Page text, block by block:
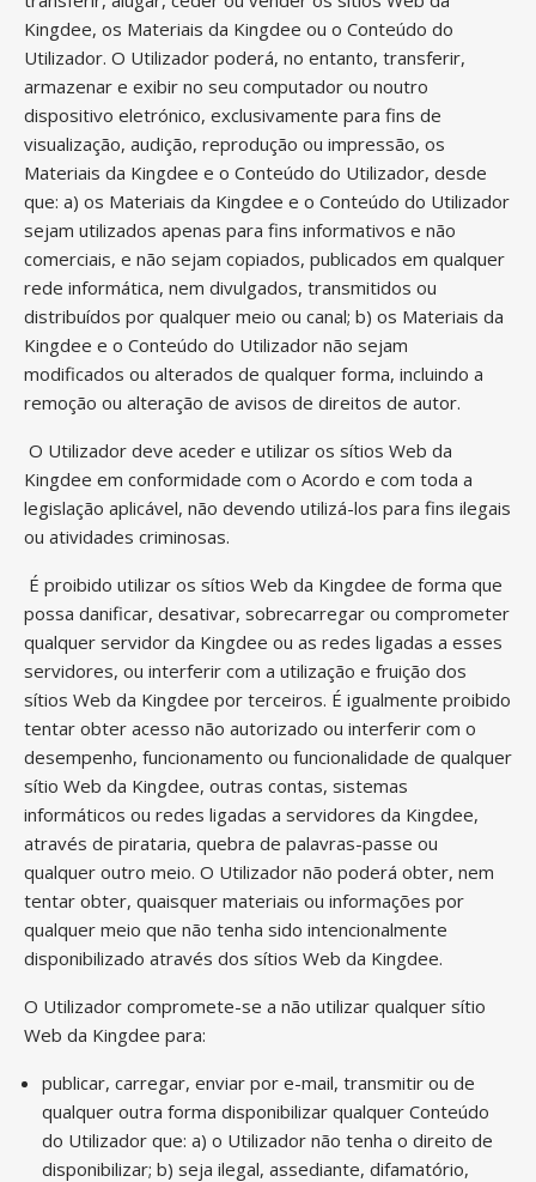
Kingdee, os Materiais da Kingdee ou o Conteúdo do
Utilizador. O Utilizador poderá, no entanto, transferir,
armazenar e exibir no seu computador ou noutro
dispositivo eletrónico, exclusivamente para fins de
visualização, audição, reprodução ou impressão, os
Materiais da Kingdee e o Conteúdo do Utilizador, desde
que: a) os Materiais da Kingdee e o Conteúdo do Utilizador
sejam utilizados apenas para fins informativos e não
comerciais, e não sejam copiados, publicados em qualquer
rede informática, nem divulgados, transmitidos ou
distribuídos por qualquer meio ou canal; b) os Materiais da
Kingdee e o Conteúdo do Utilizador não sejam
modificados ou alterados de qualquer forma, incluindo a
remoção ou alteração de avisos de direitos de autor.
O Utilizador deve aceder e utilizar os sítios Web da
Kingdee em conformidade com o Acordo e com toda a
legislação aplicável, não devendo utilizá-los para fins ilegais
ou atividades criminosas.
É proibido utilizar os sítios Web da Kingdee de forma que
possa danificar, desativar, sobrecarregar ou comprometer
qualquer servidor da Kingdee ou as redes ligadas a esses
servidores, ou interferir com a utilização e fruição dos
sítios Web da Kingdee por terceiros. É igualmente proibido
tentar obter acesso não autorizado ou interferir com o
desempenho, funcionamento ou funcionalidade de qualquer
sítio Web da Kingdee, outras contas, sistemas
informáticos ou redes ligadas a servidores da Kingdee,
através de pirataria, quebra de palavras-passe ou
qualquer outro meio. O Utilizador não poderá obter, nem
tentar obter, quaisquer materiais ou informações por
qualquer meio que não tenha sido intencionalmente
disponibilizado através dos sítios Web da Kingdee.
O Utilizador compromete-se a não utilizar qualquer sítio
Web da Kingdee para:
publicar, carregar, enviar por e-mail, transmitir ou de
qualquer outra forma disponibilizar qualquer Conteúdo
do Utilizador que: a) o Utilizador não tenha o direito de
disponibilizar; b) seja ilegal, assediante, difamatório,